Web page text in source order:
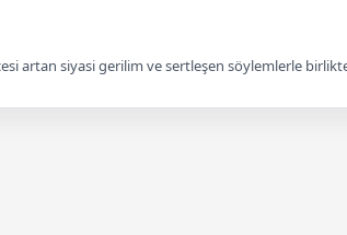
artan siyasi gerilim ve sertleşen söylemlerle